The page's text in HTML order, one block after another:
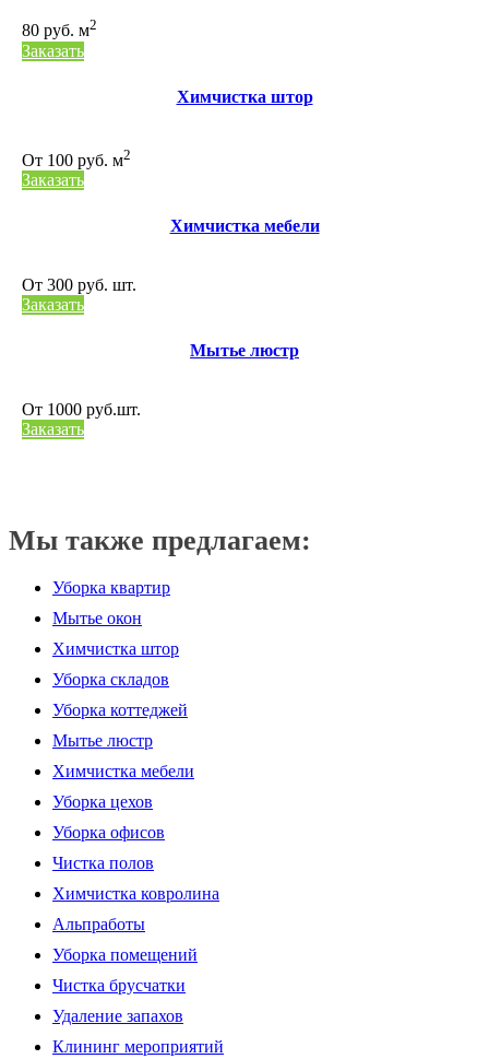
80 руб. м2
Заказать
Химчистка штор
От 100 руб. м2
Заказать
Химчистка мебели
От 300 руб. шт.
Заказать
Мытье люстр
От 1000 руб.шт.
Заказать
Мы также предлагаем:
Уборка квартир
Мытье окон
Химчистка штор
Уборка складов
Уборка коттеджей
Мытье люстр
Химчистка мебели
Уборка цехов
Уборка офисов
Чистка полов
Химчистка ковролина
Альпработы
Уборка помещений
Чистка брусчатки
Удаление запахов
Клининг мероприятий